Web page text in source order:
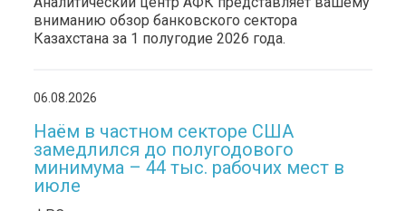
вниманию обзор банковского сектора
Казахстана за 1 полугодие 2026 года.
06.08.2026
Наём в частном секторе США
замедлился до полугодового
минимума – 44 тыс. рабочих мест в
июле